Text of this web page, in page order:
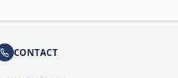
CONTACT